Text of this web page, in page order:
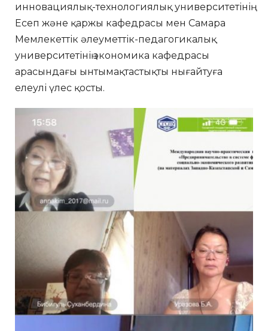
инновациялық-технологиялық университетінің
Есеп және қаржы кафедрасы мен Самара
Мемлекеттік әлеуметтік-педагогикалық
университетінің экономика кафедрасы
арасындағы ынтымақтастықты нығайтуға
елеулі үлес қосты.